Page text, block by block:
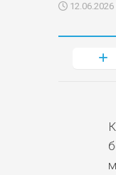
12.06.2026